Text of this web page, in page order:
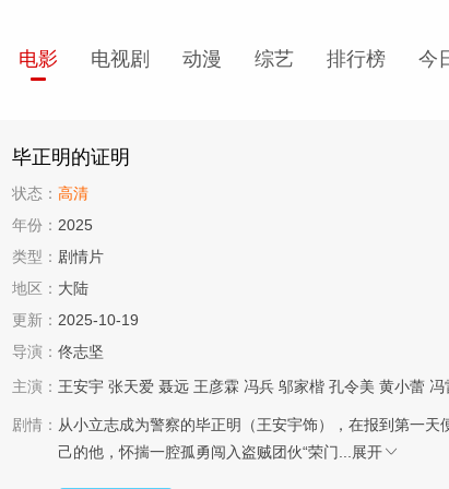
电影 电视剧 动漫 综艺 排行榜 今
毕正明的证明
状态： 高清
年份： 2025
类型： 剧情片
地区： 大陆
更新： 2025-10-19
导演： 佟志坚
主演： 王安宇 张天爱 聂远 王彦霖 冯兵 邬家楷 孔令美 黄小蕾 冯
剧情： 从小立志成为警察的毕正明（王安宇饰），在报到第一天
己的他，怀揣一腔孤勇闯入盗贼团伙“荣门...
展开